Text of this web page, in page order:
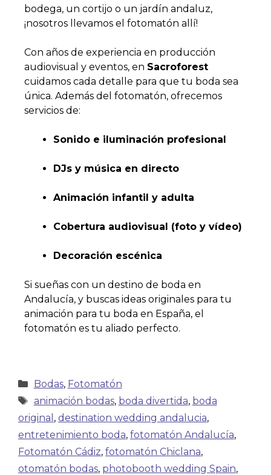
bodega, un cortijo o un jardín andaluz,
¡nosotros llevamos el fotomatón allí!
Con años de experiencia en producción
audiovisual y eventos, en Sacroforest
cuidamos cada detalle para que tu boda sea
única. Además del fotomatón, ofrecemos
servicios de:
Sonido e iluminación profesional
DJs y música en directo
Animación infantil y adulta
Cobertura audiovisual (foto y vídeo)
Decoración escénica
Si sueñas con un destino de boda en
Andalucía, y buscas ideas originales para tu
animación para tu boda en España, el
fotomatón es tu aliado perfecto.
Bodas, Fotomatón
animación bodas, boda divertida, boda
original , destination wedding andalucia,
entretenimiento boda, fotomatón Andalucía,
Fotomatón Cádiz, fotomatón Chiclana,
otomatón bodas, photobooth wedding Spain,